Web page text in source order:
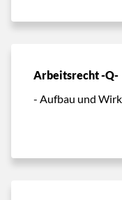
Arbeitsrecht -Q-
- Aufbau und